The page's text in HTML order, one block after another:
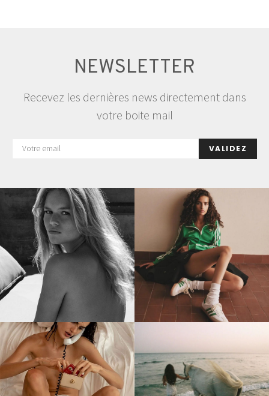
NEWSLETTER
Recevez les dernières news directement dans
votre boite mail
VALIDEZ